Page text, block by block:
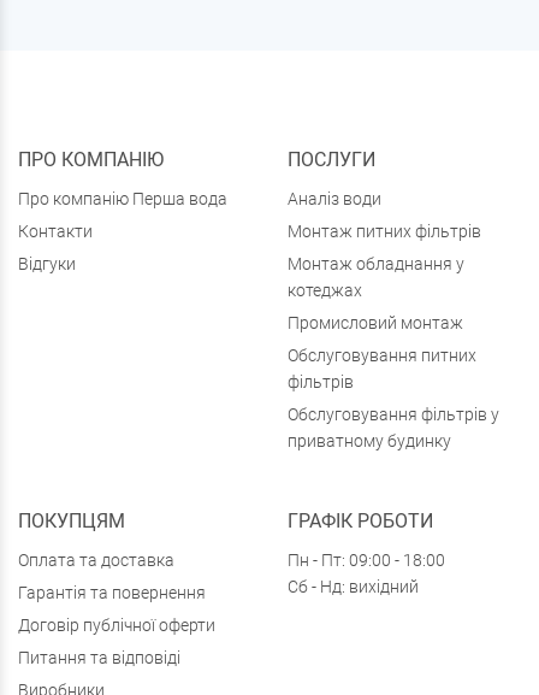
ПРО КОМПАНІЮ
Про компанію Перша вода
Контакти
Відгуки
ПОСЛУГИ
Аналіз води
Монтаж питних фільтрів
Монтаж обладнання у
котеджах
Промисловий монтаж
Обслуговування питних
фільтрів
Обслуговування фільтрів у
приватному будинку
ПОКУПЦЯМ
Оплата та доставка
Гарантія та повернення
Договір публічної оферти
Питання та відповіді
Виробники
ГРАФІК РОБОТИ
Пн - Пт: 09:00 - 18:00
Сб - Нд: вихідний